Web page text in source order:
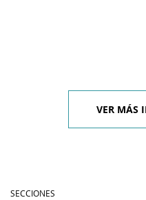
VER MÁS
SECCIONES